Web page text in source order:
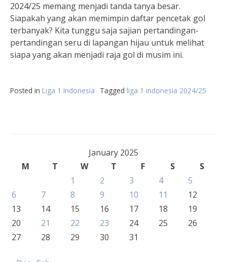
2024/25 memang menjadi tanda tanya besar.
Siapakah yang akan memimpin daftar pencetak gol
terbanyak? Kita tunggu saja sajian pertandingan-
pertandingan seru di lapangan hijau untuk melihat
siapa yang akan menjadi raja gol di musim ini.
Posted in Liga 1 Indonesia Tagged liga 1 indonesia 2024/25
January 2025
M
T W T F S
S
1
2 3 4
5
6
7 8 9 10 11
12
13
14 15 16 17 18
19
20
21 22 23 24 25
26
27
28 29 30 31